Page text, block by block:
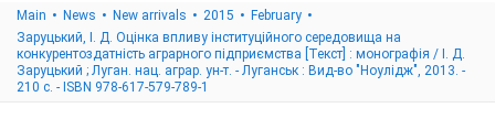
Main News New arrivals 2015
February
Заруцький, І. Д. Оцінка впливу інституційного середовища на
конкурентоздатність аграрного підприємства [Текст] : монографія / І. Д.
Заруцький ; Луган. нац. аграр. ун-т. - Луганськ : Вид-во "Ноулідж", 2013. -
210 с. - ISBN 978-617-579-789-1